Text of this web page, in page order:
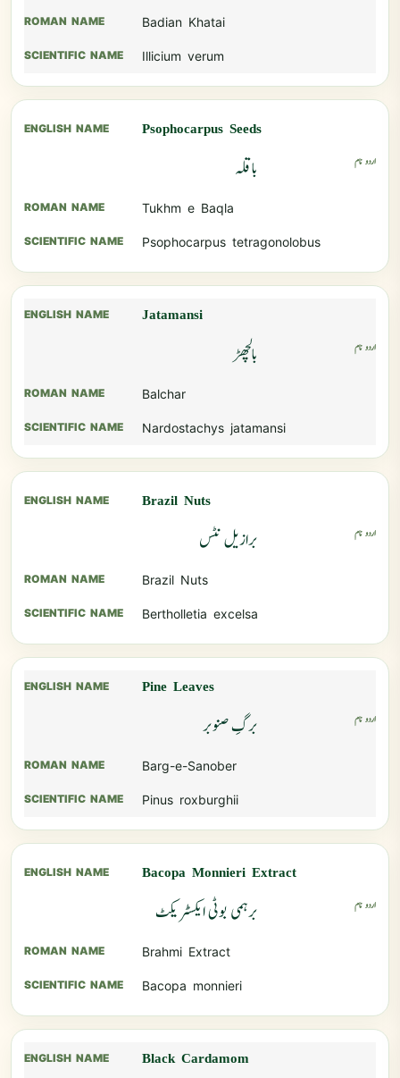
Badian Khatai
Illicium verum
Psophocarpus Seeds
باقلہ
Tukhm e Baqla
Psophocarpus tetragonolobus
Jatamansi
بالچھڑ
Balchar
Nardostachys jatamansi
Brazil Nuts
برازیل نٹس
Brazil Nuts
Bertholletia excelsa
Pine Leaves
برگِ صنوبر
Barg-e-Sanober
Pinus roxburghii
Bacopa Monnieri Extract
برہمی بوٹی ایکسٹریکٹ
Brahmi Extract
Bacopa monnieri
Black Cardamom